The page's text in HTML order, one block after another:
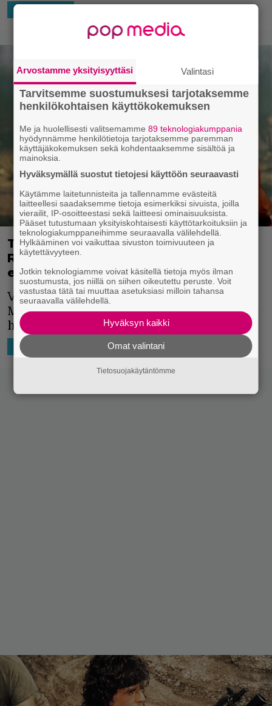
HOLLYWOOD
Tältä näyttää Sylvester Stallone
Rambo 5:ssä – ensimmäinen vilkaisu
elokuvaan
Viidennessä osassa Rambo matkaa
Meksikoon pistämään kokonaisen
huumekartellin nippuun.
HOLLYWOOD 2.11.2018 12:40 Markus Laitinen
Arvostamme yksityisyyttäsi Valintasi
Tarvitsemme suostumuksesi tarjotaksemme
henkilökohtaisen käyttökokemuksen
Me ja huolellisesti valitsemamme89 teknologiakumppania
hyödynnämme henkilötietoja tarjotaksemme paremman
käyttäjäkokemuksen sekä kohdentaaksemme sisältöä ja
mainoksia.
Hyväksymällä suostut tietojesi käyttöön seuraavasti
Käytämme laitetunnisteita ja tallennamme evästeitä
laitteellesi saadaksemme tietoja esimerkiksi sivuista, joilla
vierailit, IP-osoitteestasi sekä laitteesi ominaisuuksista.
Pääset tutustumaan yksityiskohtaisesti käyttötarkoituksiin ja
teknologiakumppaneihimme seuraavalla välilehdellä.
Hylkääminen voi vaikuttaa sivuston toimivuuteen ja
käytettävyyteen.
Jotkin teknologiamme voivat käsitellä tietoja myös ilman
suostumusta, jos niillä on siihen oikeutettu peruste. Voit
vastustaa tätä tai muuttaa asetuksiasi milloin tahansa
seuraavalla välilehdellä.
Hyväksyn kaikki
Omat valintani
Tietosuojakäytäntömme